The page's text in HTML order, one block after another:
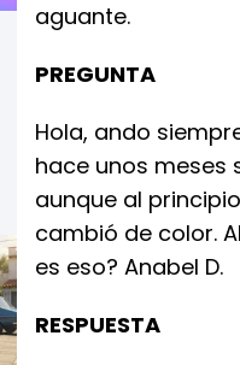
aguante.
PREGUNTA
Hola, ando
hace unos meses
aunque al
cambió de color.
es eso? Anabel D.
RESPUESTA